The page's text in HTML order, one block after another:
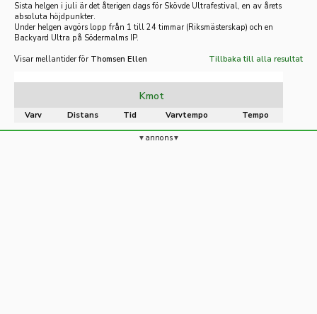
Sista helgen i juli är det återigen dags för Skövde Ultrafestival, en av årets
absoluta höjdpunkter.
Under helgen avgörs lopp från 1 till 24 timmar (Riksmästerskap) och en
Backyard Ultra på Södermalms IP.
Visar mellantider för Thomsen Ellen Tillbaka till alla resultat
Kmot
Varv Distans Tid Varvtempo Tempo
annons